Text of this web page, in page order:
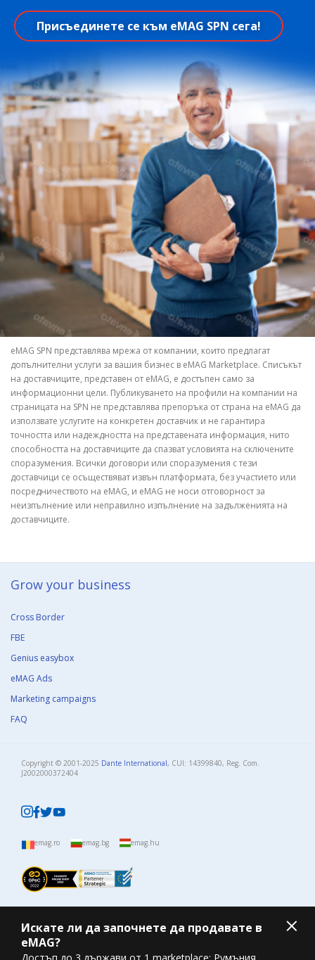
Присъединете се към eMAG SPN сега!
eMAG SPN представлява мрежа от компании, които предлагат
допълнителни услуги за вашия бизнес в eMAG Marketplace. Списъкът
на доставчиците, представен от eMAG, е достъпен само за
информационни цели. Публикуването на профили на компании на
страницата на SPN не представлява препоръка от страна на eMAG да
използвате услугите на конкретен доставчик и не гарантира
точността или надеждността на представената информация, нито
способността на доставчиците да спазват условията на сключените
споразумения. Всички договори или споразумения с тези
доставчици се осъществяват извън платформата, без участието или
посредничеството на eMAG, и eMAG не носи отговорност за
неизпълнение или неправилно изпълнение на задълженията на
доставчиците.
Grow your business​
Cross Border
FBE
Genius easybox
eMAG Ads
Marketing campaigns
FAQ
Copyright © 2001-2025 Dante International, CUI: 14399840, Reg. Com.
J2002000372404​
emag.ro emag.bg emag.hu
Искате ли да започнете да продавате в
eMAG?